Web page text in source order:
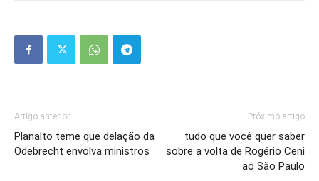
Artigo anterior
Planalto teme que delação da
Odebrecht envolva ministros
Próximo artigo
tudo que você quer saber
sobre a volta de Rogério Ceni
ao São Paulo